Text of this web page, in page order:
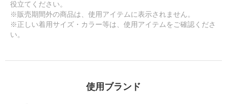
役立てください。
※販売期間外の商品は、使用アイテムに表示されません。
※正しい着用サイズ・カラー等は、使用アイテムをご確認くださ
い。
使用ブランド